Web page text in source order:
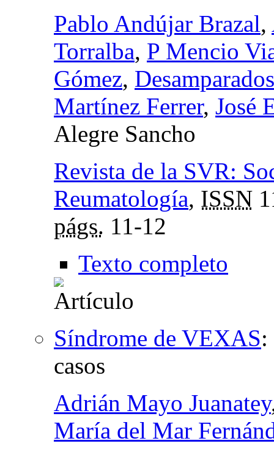
Pablo Andújar Brazal,
Torralba, P Mencio
Gómez,
Martínez Ferrer, José
Alegre Sancho
Revista de la SVR:
Reumatología, ISSN
págs. 11-12
Texto completo
Síndrome de VEXAS:
casos
Adrián Mayo Juanatey
María del Mar